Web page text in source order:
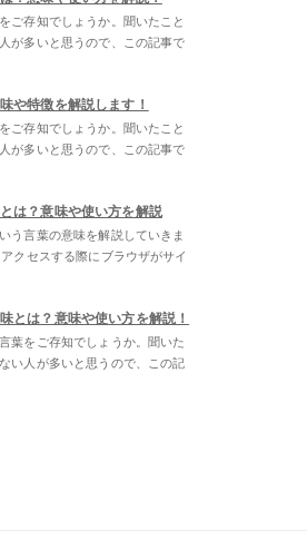
ご存知でしょうか。聞いたこと
が多いと思うので、この記事で
や特徴を解説します！
ご存知でしょうか。聞いたこと
が多いと思うので、この記事で
は？意味や使い方を解説
う言葉の意味を解説していきま
クセスする際にブラウザがサイ
とは？意味や使い方を解説！
葉をご存知でしょうか。聞いた
い人が多いと思うので、この記